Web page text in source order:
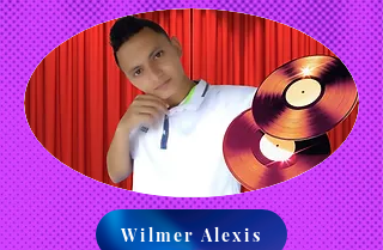
Wilmer Alexis